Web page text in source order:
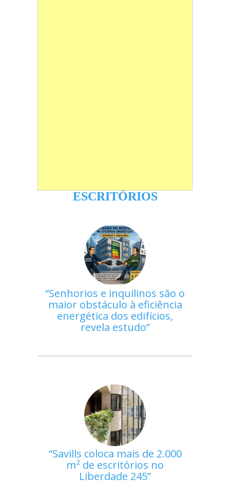
ESCRITÓRIOS
Senhorios e inquilinos são o
maior obstáculo à eficiência
energética dos edifícios,
revela estudo
Savills coloca mais de 2.000
m² de escritórios no
Liberdade 245